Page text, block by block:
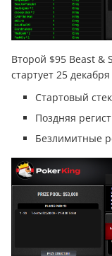
Второй $95 Beast &
стартует 25
Стартовый
Поздняя
Безлимитные